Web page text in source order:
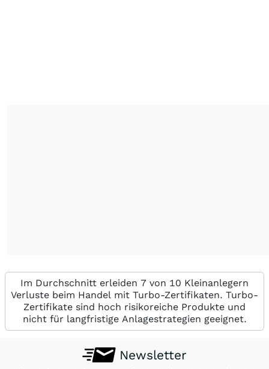
Im Durchschnitt erleiden 7 von 10 Kleinanlegern
Verluste beim Handel mit Turbo-Zertifikaten. Turbo-
Zertifikate sind hoch risikoreiche Produkte und
nicht für langfristige Anlagestrategien geeignet.
Newsletter